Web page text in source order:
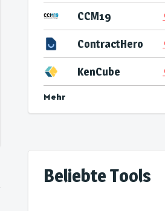
CCM19
ContractHero
KenCube
Mehr
Beliebte Tools